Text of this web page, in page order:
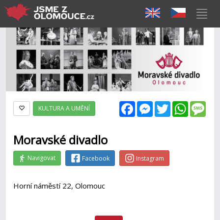
FacebookMessenger
Twitter
KULTURA A UMĚNÍ
Moravské divadlo
Navigovat Facebook Instagram
Horní náměstí 22, Olomouc